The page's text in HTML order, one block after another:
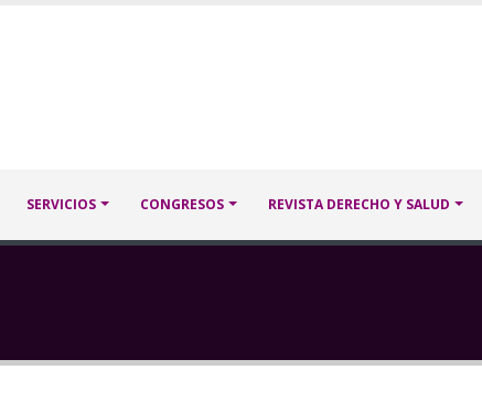
SERVICIOS CONGRESOS REVISTA DERECHO Y SALUD